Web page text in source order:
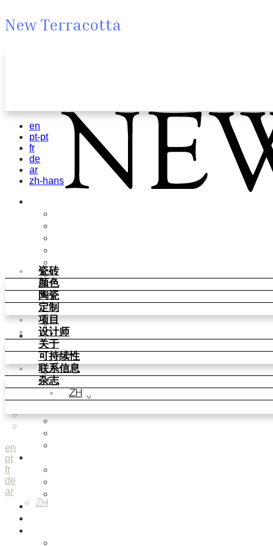
New Terracotta
瓷砖
颜色
陶瓷
定制
项目
设计师
关于
可持续性
联系信息
杂志
ZH
en
pt
fr
de
ar
ZH
en
pt-pt
fr
de
ar
zh-hans
Bold Pattern
Parquet Bisque
Natural Cotto
Smink Studio
Elisa Passino
Paulo Vale
颜色
Basic Colours
Matt Colours
Oxide Explosions
Special Firing
Vintage Metallics
定制